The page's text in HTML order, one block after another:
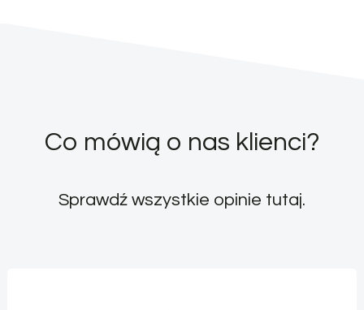
Co mówią o nas klienci?
Sprawdź wszystkie opinie tutaj.